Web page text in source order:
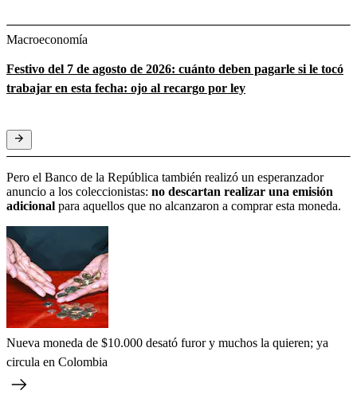
Macroeconomía
Festivo del 7 de agosto de 2026: cuánto deben pagarle si le tocó
trabajar en esta fecha: ojo al recargo por ley
Pero el Banco de la República también realizó un esperanzador
anuncio a los coleccionistas: no descartan realizar una emisión
adicional para aquellos que no alcanzaron a comprar esta moneda.
Nueva moneda de $10.000 desató furor y muchos la quieren; ya
circula en Colombia